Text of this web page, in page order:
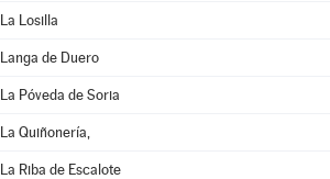
La Losilla
Langa de Duero
La Póveda de Soria
La Quiñonería,
La Riba de Escalote